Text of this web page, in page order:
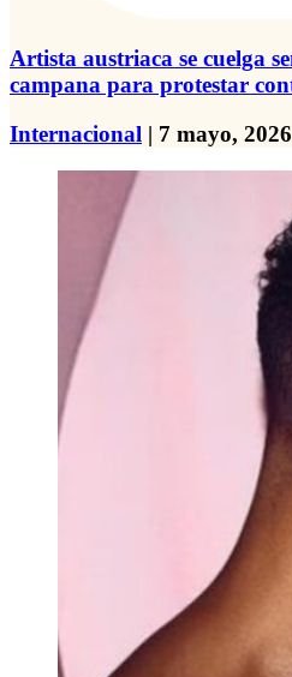
Artista austriaca se cuelga
campana para protestar
Internacional | 7 mayo, 2026